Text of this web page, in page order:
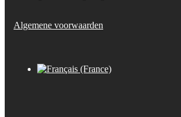
Algemene voorwaarden